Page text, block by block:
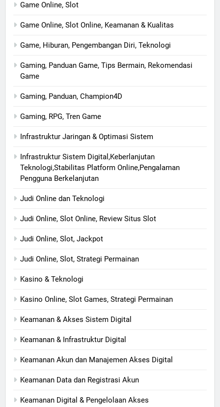
Game Online, Slot
Game Online, Slot Online, Keamanan & Kualitas
Game, Hiburan, Pengembangan Diri, Teknologi
Gaming, Panduan Game, Tips Bermain, Rekomendasi
Game
Gaming, Panduan, Champion4D
Gaming, RPG, Tren Game
Infrastruktur Jaringan & Optimasi Sistem
Infrastruktur Sistem Digital,Keberlanjutan
Teknologi,Stabilitas Platform Online,Pengalaman
Pengguna Berkelanjutan
Judi Online dan Teknologi
Judi Online, Slot Online, Review Situs Slot
Judi Online, Slot, Jackpot
Judi Online, Slot, Strategi Permainan
Kasino & Teknologi
Kasino Online, Slot Games, Strategi Permainan
Keamanan & Akses Sistem Digital
Keamanan & Infrastruktur Digital
Keamanan Akun dan Manajemen Akses Digital
Keamanan Data dan Registrasi Akun
Keamanan Digital & Pengelolaan Akses